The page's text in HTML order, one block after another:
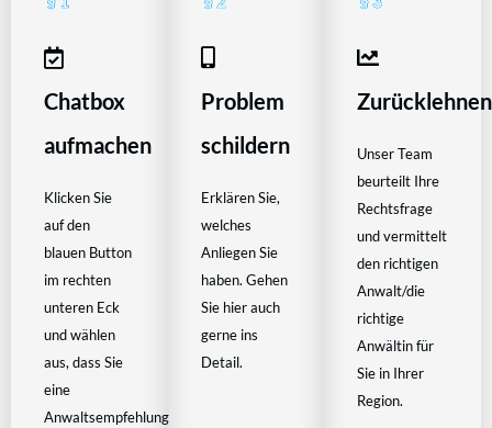
Chatbox
aufmachen
Klicken Sie
auf den
blauen Button
im rechten
unteren Eck
und wählen
aus, dass Sie
eine
Anwaltsempfehlung
Problem
schildern
Erklären Sie,
welches
Anliegen Sie
haben. Gehen
Sie hier auch
gerne ins
Detail.
Zurücklehnen
Unser Team
beurteilt Ihre
Rechtsfrage
und vermittelt
den richtigen
Anwalt/die
richtige
Anwältin für
Sie in Ihrer
Region.